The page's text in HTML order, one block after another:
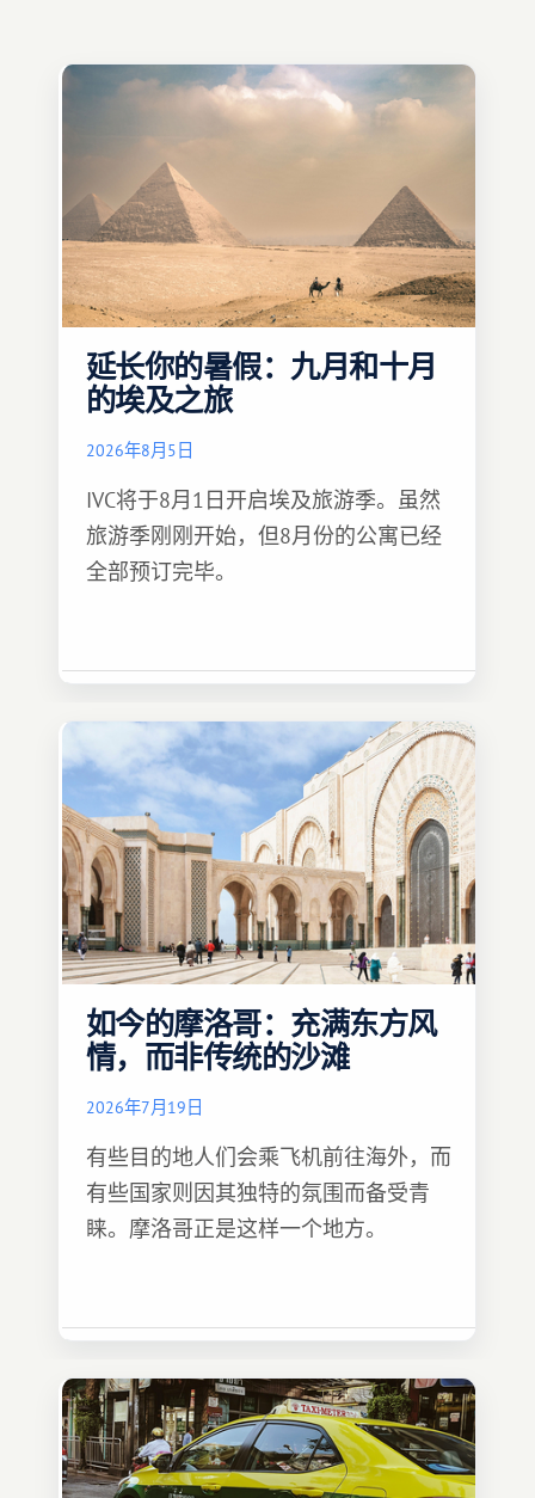
延长你的暑假：九月和十月
的埃及之旅
2026年8月5日
IVC将于8月1日开启埃及旅游季。虽然
旅游季刚刚开始，但8月份的公寓已经
全部预订完毕。
如今的摩洛哥：充满东方风
情，而非传统的沙滩
2026年7月19日
有些目的地人们会乘飞机前往海外，而
有些国家则因其独特的氛围而备受青
睐。摩洛哥正是这样一个地方。